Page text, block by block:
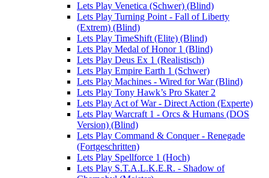
Lets Play Venetica (Schwer) (Blind)
Lets Play Turning Point - Fall of Liberty
(Extrem) (Blind)
Lets Play TimeShift (Elite) (Blind)
Lets Play Medal of Honor 1 (Blind)
Lets Play Deus Ex 1 (Realistisch)
Lets Play Empire Earth 1 (Schwer)
Lets Play Machines - Wired for War (Blind)
Lets Play Tony Hawk’s Pro Skater 2
Lets Play Act of War - Direct Action (Experte)
Lets Play Warcraft 1 - Orcs & Humans (DOS
Version) (Blind)
Lets Play Command & Conquer - Renegade
(Fortgeschritten)
Lets Play Spellforce 1 (Hoch)
Lets Play S.T.A.L.K.E.R. - Shadow of